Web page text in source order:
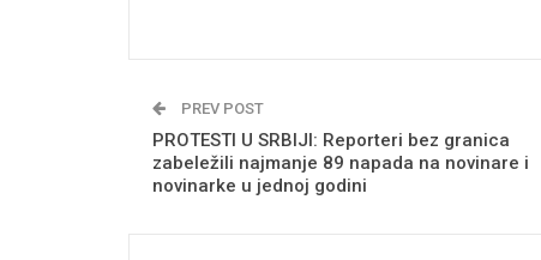
PREV POST
PROTESTI U SRBIJI: Reporteri bez granica
zabeležili najmanje 89 napada na novinare i
novinarke u jednoj godini